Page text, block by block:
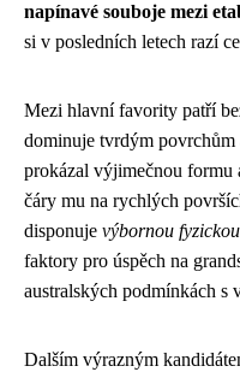
napínavé souboje mezi
si v posledních letech razí
Mezi hlavní favority patří
dominuje tvrdým povrchům
prokázal výjimečnou formu
čáry mu na rychlých
disponuje výbornou
faktory pro úspěch na
australských podmínkách s
Dalším výrazným